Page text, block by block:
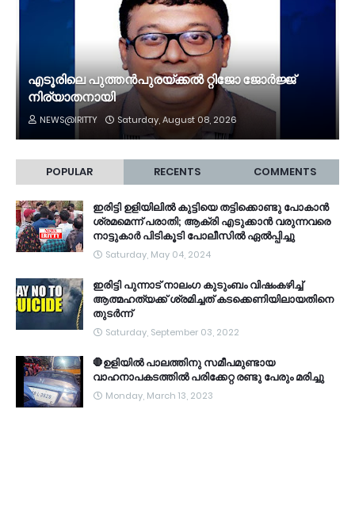
എടൂരിലെ പുത്തൻപുരയ്ക്കൽ റ്റിജോ ജോർജ്ജ്
നിര്യാതനായി
NEWS@IRITTY Saturday, August 08, 2026
POPULAR RECENTS COMMENTS
ഇരിട്ടി ഉളിയിലിൽ കുട്ടിയെ തട്ടിക്കൊണ്ടു പോകാൻ
ശ്രമമെന്ന് പരാതി; ആക്രി എടുക്കാൻ വരുന്നവരെ
നാട്ടുകാർ പിടികൂടി പോലീസിൽ ഏൽപ്പിച്ചു
Saturday, May 04, 2024
ഇരിട്ടി പുന്നാട് നാലംഗ കുടുംബം വിഷംകഴിച്ച്‌
ആത്മഹത്യക്ക് ശ്രമിച്ചത് കടക്കെണിയിലായതിനെ
തുടർന്ന്
Saturday, September 03, 2022
🛑ഉളിയിൽ പാലത്തിനു സമീപമുണ്ടായ
വാഹനാപകടത്തിൽ പരിക്കേറ്റ രണ്ടു പേരും മരിച്ചു
Monday, March 13, 2023